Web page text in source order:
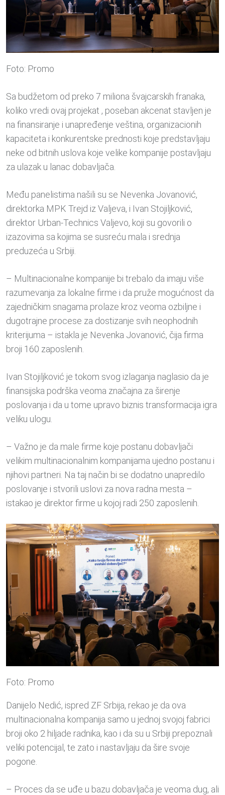
Foto: Promo
Sa budžetom od preko 7 miliona švajcarskih franaka,
koliko vredi ovaj projekat , poseban akcenat stavljen je
na finansiranje i unapređenje veština, organizacionih
kapaciteta i konkurentske prednosti koje predstavljaju
neke od bitnih uslova koje velike kompanije postavljaju
za ulazak u lanac dobavljača.
Među panelistima našili su se Nevenka Jovanović,
direktorka MPK Trejd iz Valjeva, i Ivan Stojiljković,
direktor Urban-Technics Valjevo, koji su govorili o
izazovima sa kojima se susreću mala i srednja
preduzeća u Srbiji.
– Multinacionalne kompanije bi trebalo da imaju više
razumevanja za lokalne firme i da pruže mogućnost da
zajedničkim snagama prolaze kroz veoma ozbiljne i
dugotrajne procese za dostizanje svih neophodnih
kriterijuma – istakla je Nevenka Jovanović, čija firma
broji 160 zaposlenih.
Ivan Stojiljković je tokom svog izlaganja naglasio da je
finansijska podrška veoma značajna za širenje
poslovanja i da u tome upravo biznis transformacija igra
veliku ulogu.
– Važno je da male firme koje postanu dobavljači
velikim multinacionalnim kompanijama ujedno postanu i
njihovi partneri. Na taj način bi se dodatno unapredilo
poslovanje i stvorili uslovi za nova radna mesta –
istakao je direktor firme u kojoj radi 250 zaposlenih.
Foto: Promo
Danijelo Nedić, ispred ZF Srbija, rekao je da ova
multinacionalna kompanija samo u jednoj svojoj fabrici
broji oko 2 hiljade radnika, kao i da su u Srbiji prepoznali
veliki potencijal, te zato i nastavljaju da šire svoje
pogone.
– Proces da se uđe u bazu dobavljača je veoma dug, ali